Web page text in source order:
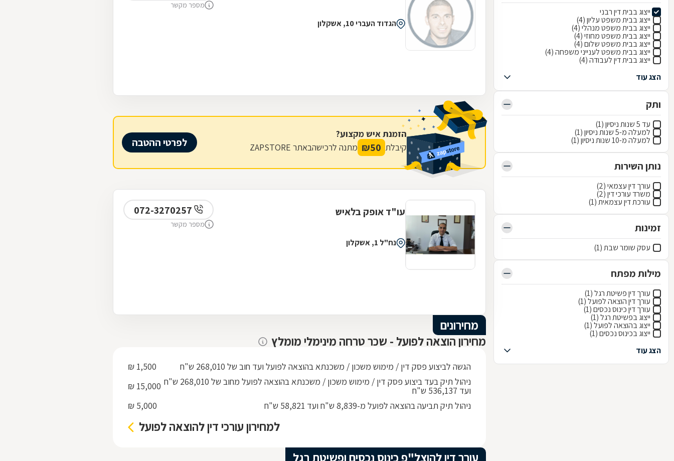
ייצוג בבית דין רבני
ייצוג בבית משפט עליון (4)
ייצוג בבית משפט מנהלי (4)
ייצוג בבית משפט מחוזי (4)
ייצוג בבית משפט שלום (4)
ייצוג בבית משפט לענייני משפחה (4)
ייצוג בבית דין לעבודה (4)
הצג עוד
ותק
עד 5 שנות ניסיון (1)
למעלה מ-5 שנות ניסיון (1)
למעלה מ-10 שנות ניסיון (1)
נותן השירות
עורך דין עצמאי (2)
משרד עורכי דין (2)
עורכת דין עצמאית (1)
זמינות
עסק שומר שבת (1)
מילות מפתח
עורך דין פשיטת רגל (1)
עורך דין הוצאה לפועל (1)
עורך דין כינוס נכסים (1)
ייצוג בפשיטת רגל (1)
ייצוג בהוצאה לפועל (1)
ייצוג בכינוס נכסים (1)
הצג עוד
הגדוד העברי 10, אשקלון
מספר מקשר
הזמנת איש מקצוע?
קיבלת 50
₪ מתנה לרכישהבאתר ZAPSTORE לפרטי ההטבה
עו"ד אופק בלאיש
נח"ל 1, אשקלון
מספר מקשר
מחירונים
מחירון הוצאה לפועל - שכר טרחה מינימלי מומלץ
הגשה לביצוע פסק דין / מימוש משכון / משכנתא בהוצאה לפועל ועד חוב של 268,010 ש"ח
1,500 ₪
ניהול תיק בעד ביצוע פסק דין / מימוש משכון / משכנתא בהוצאה לפועל מחוב של 268,010 ש"ח
ועד 536,137 ש"ח
15,000 ₪
ניהול תיק תביעה בהוצאה לפועל מ-8,839 ש"ח ועד 58,821 ש"ח
5,000 ₪
למחירון עורכי דין להוצאה לפועל
עורך דין להוצל"פ כינוס נכסים ופשיטת רגל